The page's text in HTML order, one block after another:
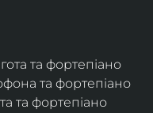
та фортепіано
та фортепіано
та фортепіано